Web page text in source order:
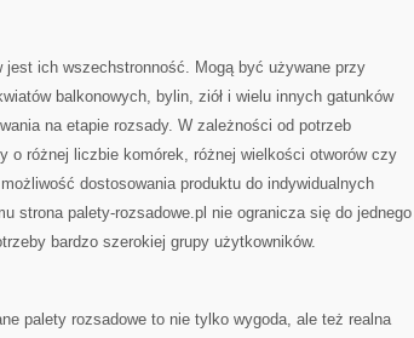
jest ich wszechstronność. Mogą być używane przy
balkonowych, bylin, ziół i wielu innych gatunków
na etapie rozsady. W zależności od potrzeb
o różnej liczbie komórek, różnej wielkości otworów czy
dostosowania produktu do indywidualnych
strona palety-rozsadowe.pl nie ogranicza się do jednego
bardzo szerokiej grupy użytkowników.
palety rozsadowe to nie tylko wygoda, ale też realna